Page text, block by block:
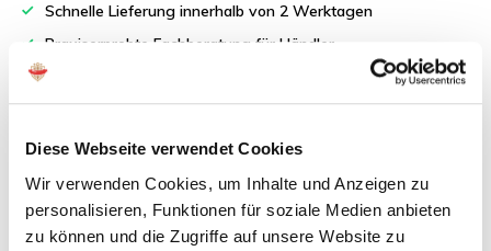
Diese Webseite verwendet Cookies
Wir verwenden Cookies, um Inhalte und Anzeigen zu
personalisieren, Funktionen für soziale Medien anbieten
zu können und die Zugriffe auf unsere Website zu
Schnelle Lieferung innerhalb von 2 Werktagen
Praxiserprobte Fachberatung für Händler
Vintage Käsebrett, quadratisch (Pro 6
Stück)